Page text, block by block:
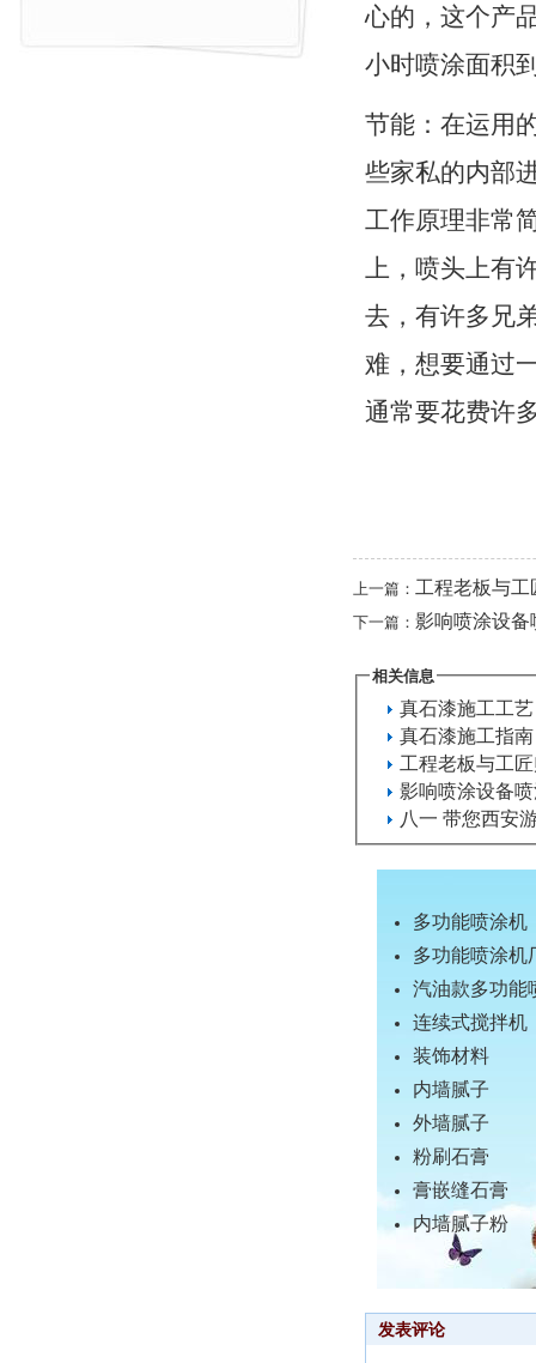
心的，这个产
小时喷涂面积
节能：在运用
些家私的内部
工作原理非常
上，喷头上有
去，有许多兄
难，想要通过
通常要花费许
上一篇： 工程老板与
下一篇： 影响喷涂设备
相关信息
真石漆施工工艺
真石漆施工指南
工程老板与工
影响喷涂设备
八一 带您西安
多功能喷涂机
多功能喷涂机
汽油款多功能
连续式搅拌机
装饰材料
内墙腻子
外墙腻子
粉刷石膏
膏嵌缝石膏
内墙腻子粉
发表评论